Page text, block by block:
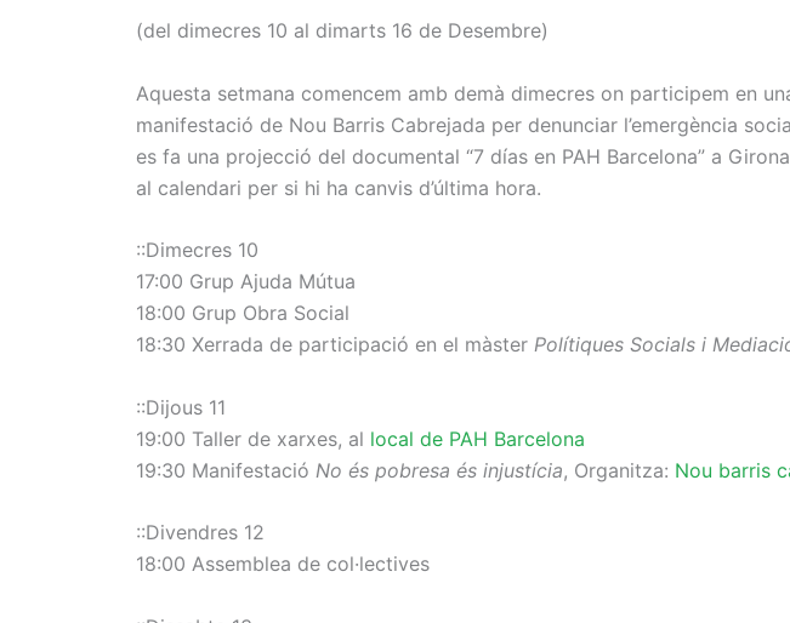
(del dimecres 10 al dimarts 16 de Desembre)
Aquesta setmana comencem amb demà dimecres on participem en
manifestació de Nou Barris Cabrejada per denunciar l’emergència
es fa una projecció del documental “7 días en PAH Barcelona” a
al calendari per si hi ha canvis d’última hora.
::Dimecres 10
17:00 Grup Ajuda Mútua
18:00 Grup Obra Social
18:30 Xerrada de participació en el màster Polítiques Socials i
::Dijous 11
19:00 Taller de xarxes, al local de PAH Barcelona
19:30 Manifestació No és pobresa és injustícia, Organitza: Nou barris
::Divendres 12
18:00 Assemblea de col·lectives